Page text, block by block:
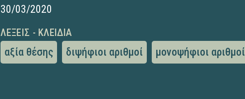
30/03/2020
ΛΈΞΕΙΣ - ΚΛΕΙΔΙΆ
αξία θέσης διψήφιοι αριθμοί μονοψήφιοι αριθμοί